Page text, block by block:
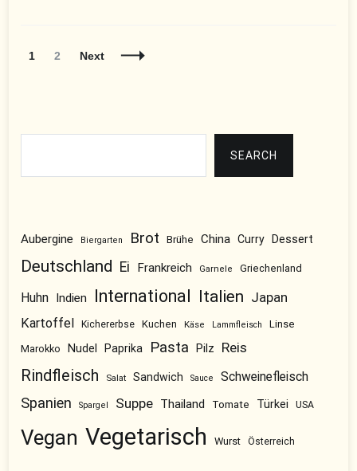
Posts
Page
1 Page
2 Next
SEARCH
Aubergine Biergarten Brot Brühe China Curry Dessert
Deutschland Ei Frankreich Garnele Griechenland
Huhn Indien International Italien Japan
Kartoffel Kichererbse Kuchen Käse Lammfleisch Linse
Marokko Nudel Paprika Pasta Pilz Reis
Rindfleisch Salat Sandwich Sauce Schweinefleisch
Spanien Spargel Suppe Thailand Tomate Türkei USA
Vegan Vegetarisch Wurst Österreich